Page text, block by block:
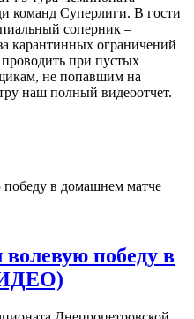
команд Суперлиги. В гости
соперник –
карантинных ограничений
при пустых
не попавшим на
наш полный видеоотчет.
победу в